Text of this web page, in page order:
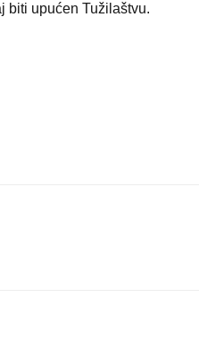
biti upućen Tužilaštvu.